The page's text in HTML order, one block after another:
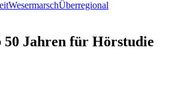
WesermarschÜberregional
50 Jahren für Hörstudie